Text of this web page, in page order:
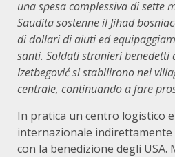
una spesa complessiva di sette
Saudita sostenne il Jihad
di dollari di aiuti ed
santi. Soldati stranieri
Izetbegović si stabilirono nei
centrale, continuando a fare
In pratica un centro logistico
internazionale indirettamente
con la benedizione degli USA.